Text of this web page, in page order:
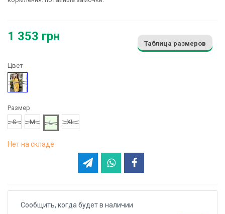
1 353 грн
Таблица размеров
Цвет
Желтый
Размер
S
M L XL
Нет на складе
Сообщить, когда будет в наличии